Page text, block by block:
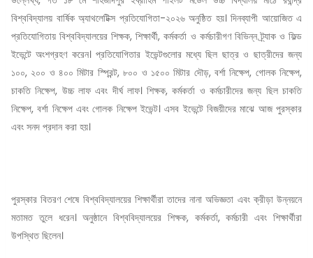
বিশ্ববিদ্যালয় বার্ষিক অ্যাথলেটিক্স প্রতিযোগিতা-২০২৬ অনুষ্ঠিত হয়। দিনব্যাপী আয়োজিত এ
প্রতিযোগিতায় বিশ্ববিদ্যালয়ের শিক্ষক, শিক্ষার্থী, কর্মকর্তা ও কর্মচারীগণ বিভিন্ন ট্র্যাক ও ফিল্ড
ইভেন্টে অংশগ্রহণ করেন। প্রতিযোগিতার ইভেন্টগুলোর মধ্যে ছিল ছাত্র ও ছাত্রীদের জন্য
১০০, ২০০ ও ৪০০ মিটার স্প্রিন্ট, ৮০০ ও ১৫০০ মিটার দৌড়, বর্শা নিক্ষেপ, গোলক নিক্ষেপ,
চাকতি নিক্ষেপ, উচ্চ লাফ এবং দীর্ঘ লাফ। শিক্ষক, কর্মকর্তা ও কর্মচারীদের জন্য ছিল চাকতি
নিক্ষেপ, বর্শা নিক্ষেপ এবং গোলক নিক্ষেপ ইভেন্ট। এসব ইভেন্টে বিজয়ীদের মাঝে আজ পুরস্কার
এবং সনদ প্রদান করা হয়।
পুরস্কার বিতরণ শেষে বিশ্ববিদ্যালয়ের শিক্ষার্থীরা তাদের নানা অভিজ্ঞতা এবং ক্রীড়া উন্নয়নে
মতামত তুলে ধরেন। অনুষ্ঠানে বিশ্ববিদ্যালয়ের শিক্ষক, কর্মকর্তা, কর্মচারী এবং শিক্ষার্থীরা
উপস্থিত ছিলেন।